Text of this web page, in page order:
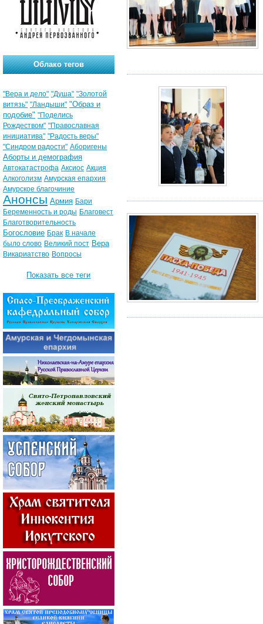
Облако тегов
"Вера и дело" "Душа" "Золотой
витязь" "Ландыши" "Образ и
подобие" "Поделись
Рождеством" "Православная
инициатива" "Радость веры"
"Синдром радости" Аборигены
Аборты и демография
Автокатастрофа Аксиос Акция
Алкоголизм Амурская епархия
Амурское благочиние
Анонсы Армия Бари
Беременность и роды Благовест
Благотворительность
Богословие Брак В начале
было слово Великий пост Вера
Викариатство Вопросы
Показать все теги